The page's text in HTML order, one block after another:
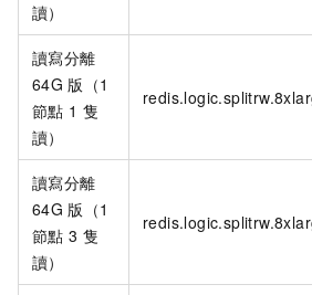
讀）
讀寫分離
64G 版（1
節點 1 隻
讀）
讀寫分離
64G 版（1
節點 3 隻
讀）